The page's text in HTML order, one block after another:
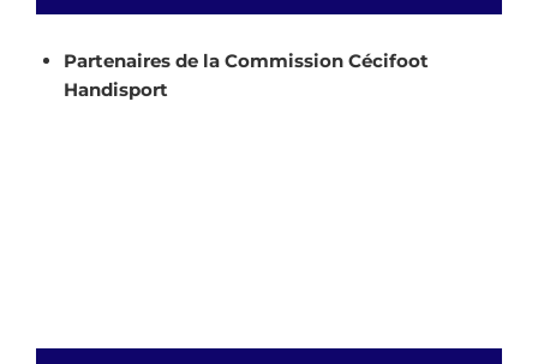
Partenaires de la Commission Cécifoot
Handisport